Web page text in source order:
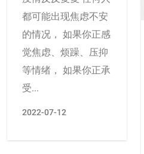
都可能出现焦虑不安
的情况， 如果你正感
觉焦虑、烦躁、压抑
等情绪， 如果你正承
受...
2022-07-12